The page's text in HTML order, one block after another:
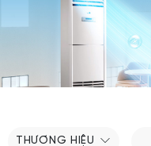
THƯƠNG HIỆU